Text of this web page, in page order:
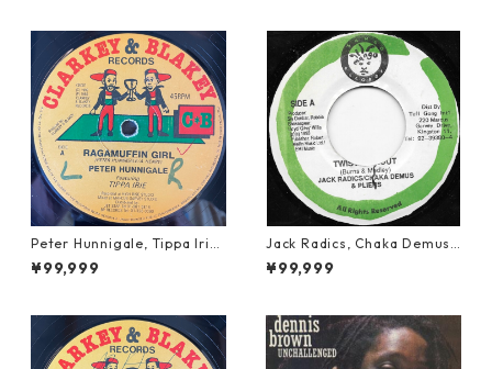
Peter Hunnigale, Tippa Irie
- Raggamuffin Girl【12-50
045】
¥99,999
Jack Radics, Chaka Demus
& Pliers - Twist And Shout
【7-21830】
¥99,999